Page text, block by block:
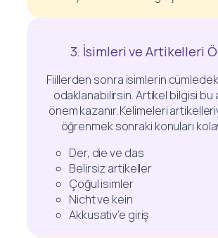
3. İsimleri ve Artikelleri
Fiillerden sonra isimlerin
odaklanabilirsin. Artikel bilgisi bu
önem kazanır. Kelimeleri
öğrenmek sonraki konuları
Der, die ve das
Belirsiz artikeller
Çoğul isimler
Nicht ve kein
Akkusativ’e giriş